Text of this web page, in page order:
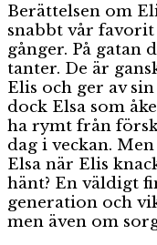
Berättelsen om
snabbt vår
gånger. På gatan
tanter. De är
Elis och ger av
dock Elsa som
ha rymt från
dag i veckan.
Elsa när Elis
hänt? En väldigt
generation och
men även om